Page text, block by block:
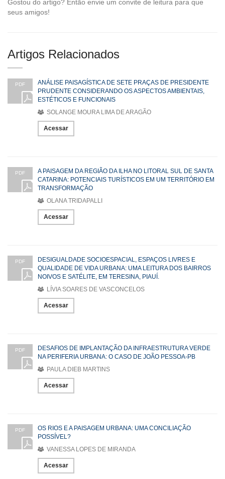
Gostou do artigo? Então envie um convite de leitura para que
seus amigos!
Artigos Relacionados
PDF
ANÁLISE PAISAGÍSTICA DE SETE PRAÇAS DE PRESIDENTE
PRUDENTE CONSIDERANDO OS ASPECTOS AMBIENTAIS,
ESTÉTICOS E FUNCIONAIS
SOLANGE MOURA LIMA DE ARAGÃO
Acessar
PDF
A PAISAGEM DA REGIÃO DA ILHA NO LITORAL SUL DE SANTA
CATARINA: POTENCIAIS TURÍSTICOS EM UM TERRITÓRIO EM
TRANSFORMAÇÃO
OLANA TRIDAPALLI
Acessar
PDF
DESIGUALDADE SOCIOESPACIAL, ESPAÇOS LIVRES E
QUALIDADE DE VIDA URBANA: UMA LEITURA DOS BAIRROS
NOIVOS E SATÉLITE, EM TERESINA, PIAUÍ.
LÍVIA SOARES DE VASCONCELOS
Acessar
PDF
DESAFIOS DE IMPLANTAÇÃO DA INFRAESTRUTURA VERDE
NA PERIFERIA URBANA: O CASO DE JOÃO PESSOA-PB
PAULA DIEB MARTINS
Acessar
PDF
OS RIOS E A PAISAGEM URBANA: UMA CONCILIAÇÃO
POSSÍVEL?
VANESSA LOPES DE MIRANDA
Acessar